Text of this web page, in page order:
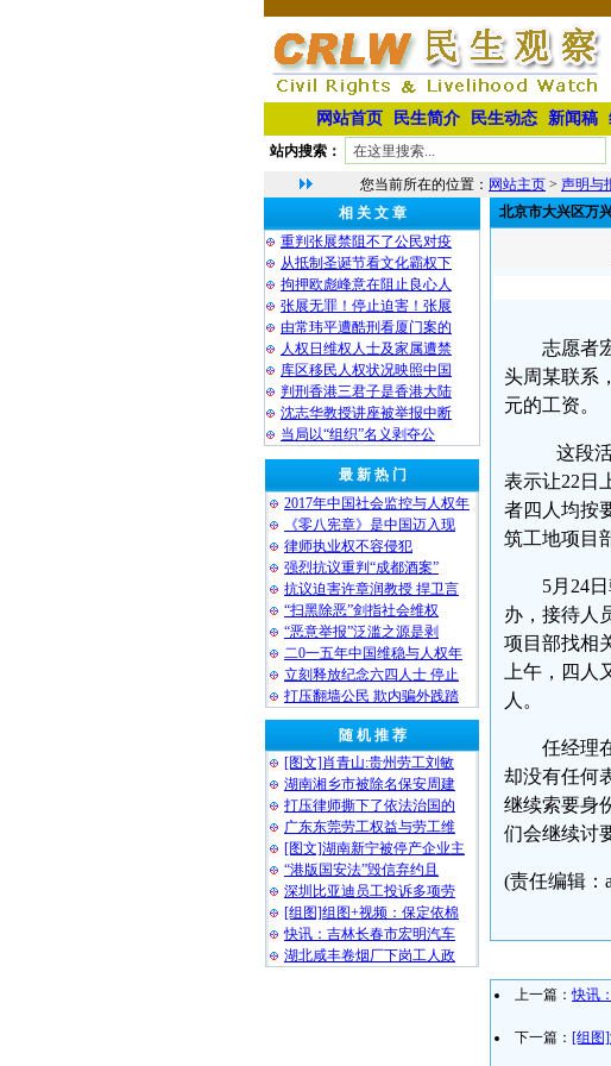
网站首页 民生简介 民生动态 新闻稿
站内搜索：
您当前所在的位置： 网站主页 > 声明与
相 关 文 章
重判张展禁阻不了公民对疫
从抵制圣诞节看文化霸权下
拘押欧彪峰意在阻止良心人
张展无罪！停止迫害！张展
由常玮平遭酷刑看厦门案的
人权日维权人士及家属遭禁
库区移民人权状况映照中国
判刑香港三君子是香港大陆
沈志华教授讲座被举报中断
当局以“组织”名义剥夺公
最 新 热 门
2017年中国社会监控与人权年
《零八宪章》是中国迈入现
律师执业权不容侵犯
强烈抗议重判“成都酒案”
抗议迫害许章润教授 捍卫言
“扫黑除恶”剑指社会维权
“恶意举报”泛滥之源是剥
二0一五年中国维稳与人权年
立刻释放纪念六四人士 停止
打压翻墙公民 欺内骗外践踏
随 机 推 荐
[图文]肖青山:贵州劳工刘敏
湖南湘乡市被除名保安周建
打压律师撕下了依法治国的
广东东莞劳工权益与劳工维
[图文]湖南新宁被停产企业主
“港版国安法”毁信弃约且
深圳比亚迪员工投诉多项劳
[组图]组图+视频：保定依棉
快讯：吉林长春市宏明汽车
湖北咸丰卷烟厂下岗工人政
北京市大兴区万
志愿者
头周某联系
元的工资。
这段
表示让22日
者四人均按
筑工地项目
5月24
办，接待人
项目部找相
上午，四
人。
任经理
却没有任何
继续索要身
们会继续讨
(责任编辑：
上一篇：快讯
下一篇： [组图